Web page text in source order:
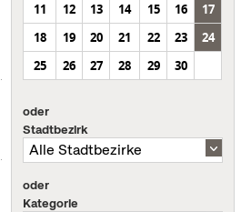
11
12 13 14 15 16
17
18
19 20 21 22 23
24
25
26 27 28 29 30
oder
Stadtbezirk
oder
Kategorie